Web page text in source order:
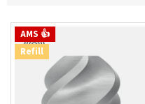
V AMS 👍
Refill